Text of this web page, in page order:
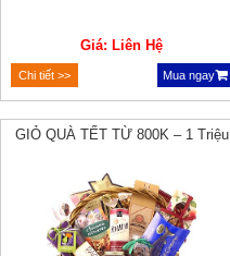
Giá: Liên Hệ
Chi tiết >> Mua ngay
GIỎ QUÀ TẾT TỪ 800K – 1 Triệu